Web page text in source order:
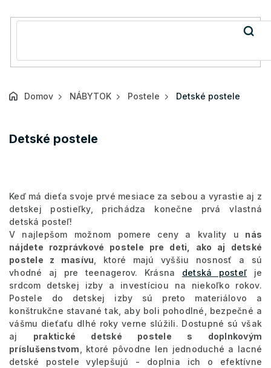
Domov NÁBYTOK Postele Detské postele
Detské postele
Keď má dieťa svoje prvé mesiace za sebou a vyrastie aj z
detskej postieľky, prichádza konečne prvá vlastná
detská posteľ!
V najlepšom možnom pomere ceny a kvality u nás
nájdete rozprávkové postele pre deti, ako aj detské
postele z masívu , ktoré majú vyššiu nosnosť a sú
vhodné aj pre teenagerov. Krásna detská posteľ je
srdcom detskej izby a investíciou na niekoľko rokov.
Postele do detskej izby sú preto materiálovo a
konštrukčne stavané tak, aby boli pohodlné, bezpečné a
vášmu dieťaťu dlhé roky verne slúžili. Dostupné sú však
aj praktické detské postele s doplnkovým
príslušenstvom , ktoré pôvodne len jednoduché a lacné
detské postele vylepšujú - doplnia ich o efektívne